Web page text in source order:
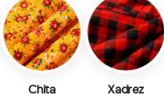
Chita Xadrez